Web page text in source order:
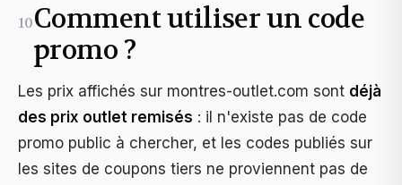
10Comment utiliser un code
promo ?
Les prix affichés sur montres-outlet.com sont déjà
des prix outlet remisés : il n'existe pas de code
promo public à chercher, et les codes publiés sur
les sites de coupons tiers ne proviennent pas de